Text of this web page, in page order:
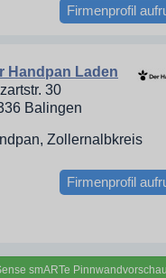
Firmenprofil
Handpan Laden
30
Balingen
Zollernalbkreis
Firmenprofil
smARTe